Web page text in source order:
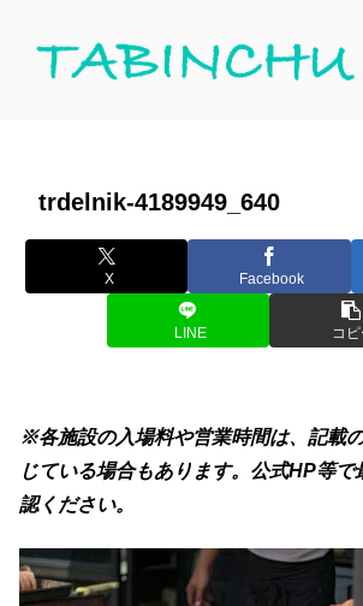
trdelnik-4189949_640
X Facebook
LINE コピ
※各施設の入場料や営業時間は、記載
じている場合もあります。公式HP等で
認ください。